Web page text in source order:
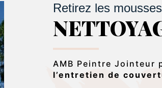
Retirez les
AMB Peintre Jointeur
l’entretien de